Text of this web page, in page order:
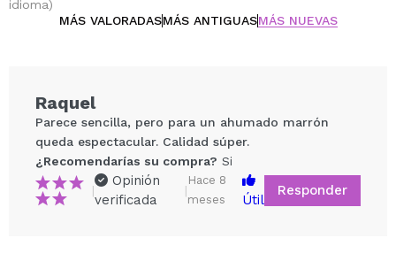
idioma)
MÁS VALORADASMÁS ANTIGUASMÁS NUEVAS
Raquel
Parece sencilla, pero para un ahumado marrón
queda espectacular. Calidad súper.
¿Recomendarías su compra? Si
|
Opinión
verificada
|
Hace 8
meses
Útil
Responder